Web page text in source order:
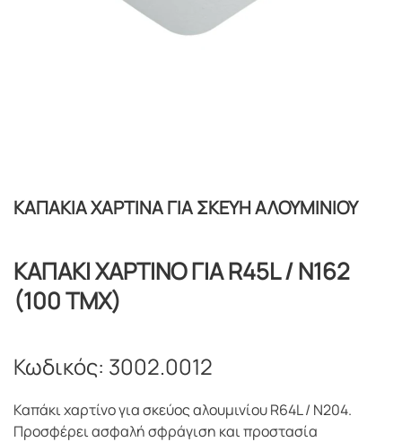
ΚΑΠΑΚΙΑ ΧΑΡΤΙΝΑ ΓΙΑ ΣΚΕΥΗ ΑΛΟΥΜΙΝΙΟΥ
ΚΑΠΑΚΙ ΧΑΡΤΙΝΟ ΓΙΑ R45L / Ν162
(100 TMX)
Κωδικός: 3002.0012
Καπάκι χαρτίνο για σκεύος αλουμινίου R64L / Ν204.
Προσφέρει ασφαλή σφράγιση και προστασία